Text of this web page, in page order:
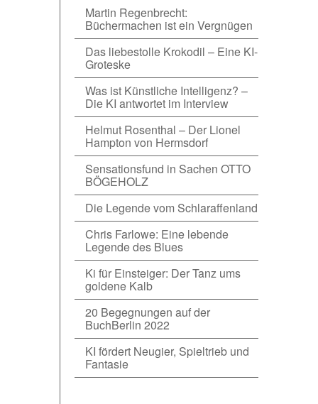
Martin Regenbrecht:
Büchermachen ist ein Vergnügen
Das liebestolle Krokodil – Eine KI-
Groteske
Was ist Künstliche Intelligenz? –
Die KI antwortet im Interview
Helmut Rosenthal – Der Lionel
Hampton von Hermsdorf
Sensationsfund in Sachen OTTO
BÖGEHOLZ
Die Legende vom Schlaraffenland
Chris Farlowe: Eine lebende
Legende des Blues
Ki für Einsteiger: Der Tanz ums
goldene Kalb
20 Begegnungen auf der
BuchBerlin 2022
KI fördert Neugier, Spieltrieb und
Fantasie